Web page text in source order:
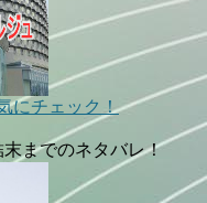
にチェック！
までのネタバレ！